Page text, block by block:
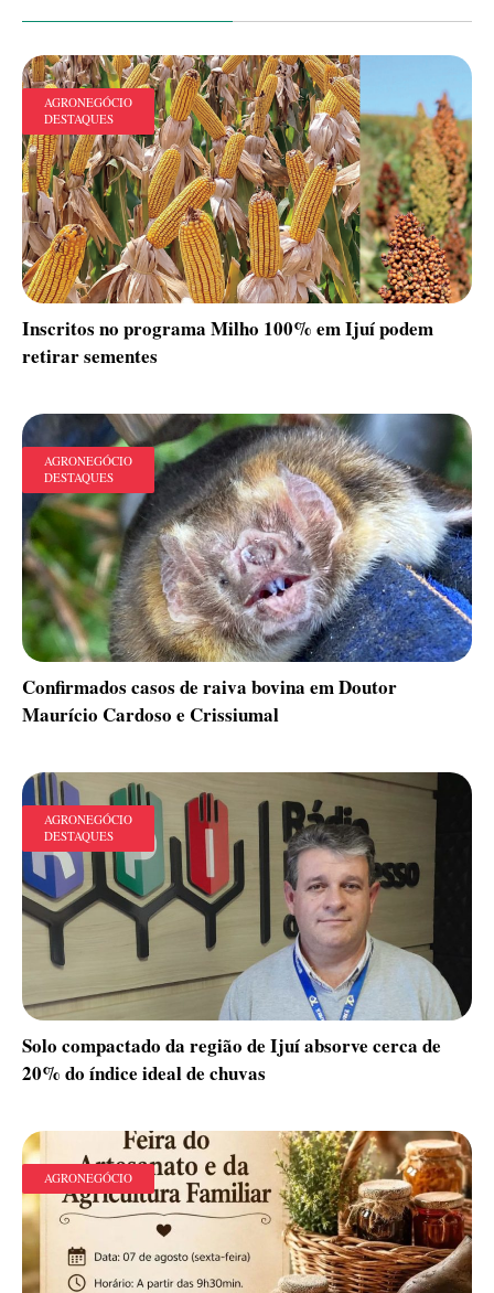
AGRONEGÓCIO
DESTAQUES
Inscritos no programa Milho 100% em Ijuí podem
retirar sementes
AGRONEGÓCIO
DESTAQUES
Confirmados casos de raiva bovina em Doutor
Maurício Cardoso e Crissiumal
AGRONEGÓCIO
DESTAQUES
Solo compactado da região de Ijuí absorve cerca de
20% do índice ideal de chuvas
AGRONEGÓCIO